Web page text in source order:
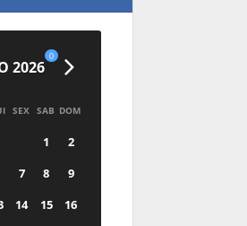
2026
0
SEX SAB DOM
1
2
7 8
9
14 15
16